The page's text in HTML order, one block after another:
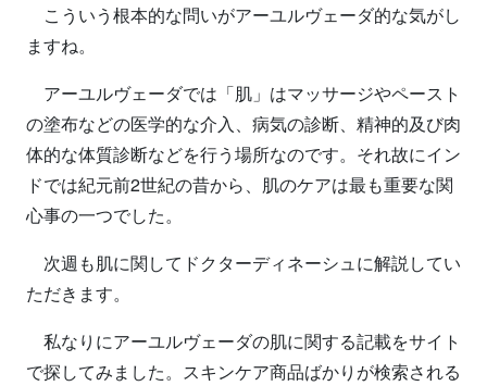
こういう根本的な問いがアーユルヴェーダ的な気がし
ますね。
アーユルヴェーダでは「肌」はマッサージやペースト
の塗布などの医学的な介入、病気の診断、精神的及び肉
体的な体質診断などを行う場所なのです。それ故にイン
ドでは紀元前2世紀の昔から、肌のケアは最も重要な関
心事の一つでした。
次週も肌に関してドクターディネーシュに解説してい
ただきます。
私なりにアーユルヴェーダの肌に関する記載をサイト
で探してみました。スキンケア商品ばかりが検索される